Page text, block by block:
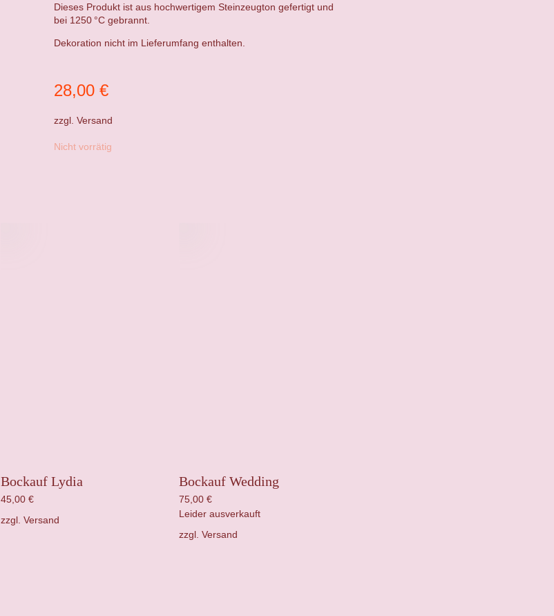
zzgl.Versand
28,00€
Nicht vorrätig
Dieses Produkt ist aus hochwertigem Steinzeugton gefertigt und
bei 1250 °C gebrannt.
Dekoration nicht im Lieferumfang enthalten.
Bockauf Lydia
45,00 €
zzgl. Versand
Bockauf Wedding
75,00€
Leider ausverkauft
zzgl.Versand